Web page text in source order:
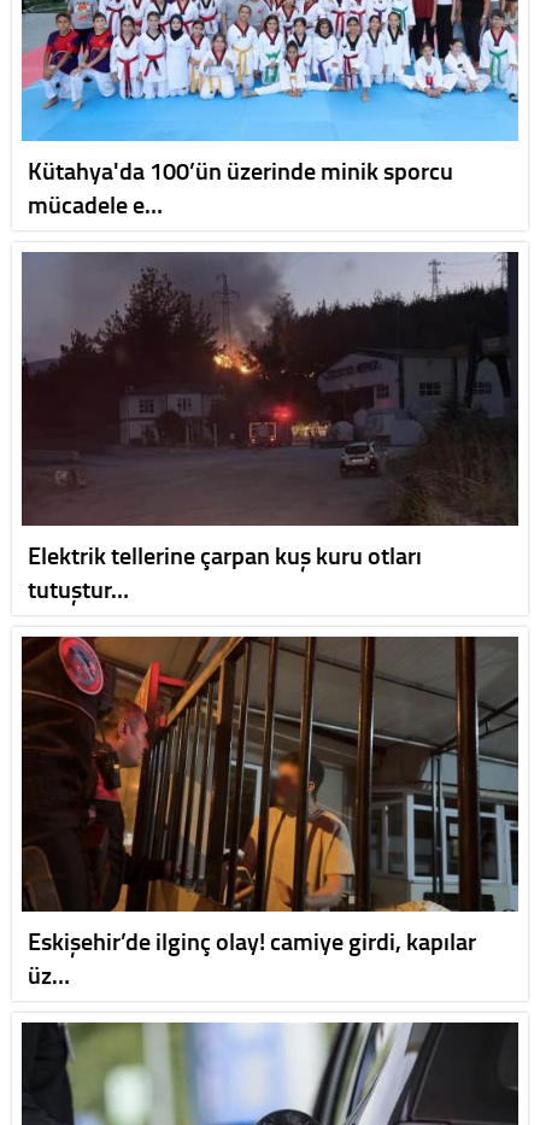
Kütahya'da 100’ün üzerinde minik sporcu
mücadele e…
Elektrik tellerine çarpan kuş kuru otları
tutuştur…
Eskişehir’de ilginç olay! camiye girdi, kapılar
üz…